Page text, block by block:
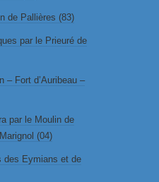
de Pallières (83)
par le Prieuré de
– Fort d’Auribeau –
par le Moulin de
(04)
des Eymians et de